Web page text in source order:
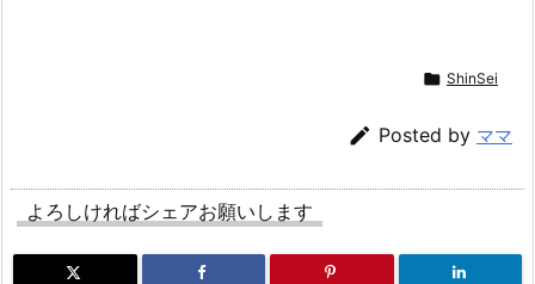
 ShinSei
 Posted by ママ
よろしければシェアお願いします